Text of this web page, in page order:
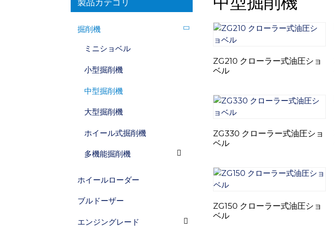
掘削機
ミニショベル
小型掘削機
中型掘削機
大型掘削機
ホイール式掘削機
多機能掘削機
ホイールローダー
ブルドーザー
エンジングレード
ZG210 クローラー式油圧ショ
ベル
ZG330 クローラー式油圧ショ
ベル
ZG150 クローラー式油圧ショ
ベル